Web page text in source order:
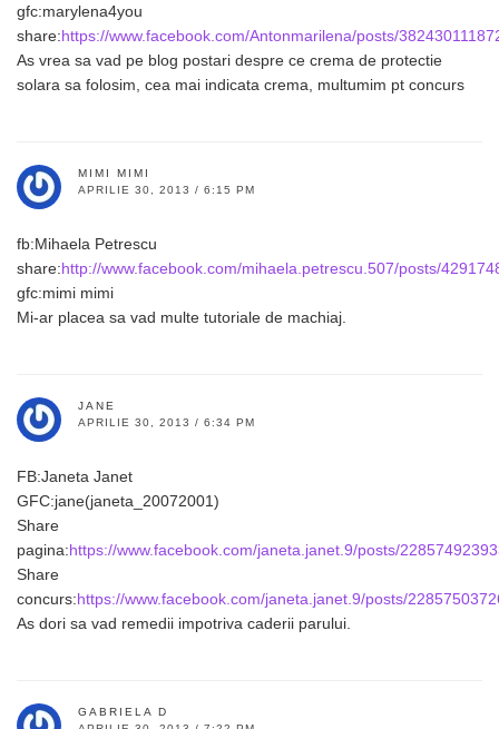
gfc:marylena4you
share:https://www.facebook.com/Antonmarilena/posts/
As vrea sa vad pe blog postari despre ce crema de protectie
solara sa folosim, cea mai indicata crema, multumim pt concurs
MIMI MIMI
APRILIE 30, 2013 / 6:15 PM
fb:Mihaela Petrescu
share:http://www.facebook.com/mihaela.petrescu.507/posts/
gfc:mimi mimi
Mi-ar placea sa vad multe tutoriale de machiaj.
JANE
APRILIE 30, 2013 / 6:34 PM
FB:Janeta Janet
GFC:jane(janeta_20072001)
Share
pagina:https://www.facebook.com/janeta.janet.9/posts/
Share
concurs:https://www.facebook.com/janeta.janet.9/posts/
As dori sa vad remedii impotriva caderii parului.
GABRIELA D